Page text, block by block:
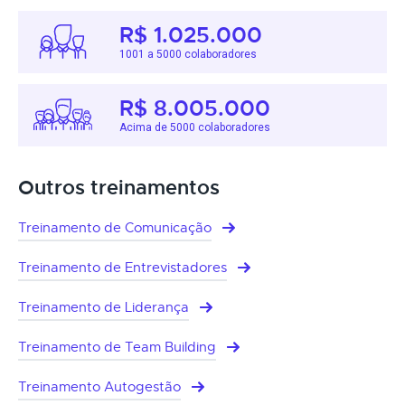
R$ 1.025.000
1001 a 5000 colaboradores
R$ 8.005.000
Acima de 5000 colaboradores
Outros treinamentos
Treinamento de Comunicação
Treinamento de Entrevistadores
Treinamento de Liderança
Treinamento de Team Building
Treinamento Autogestão